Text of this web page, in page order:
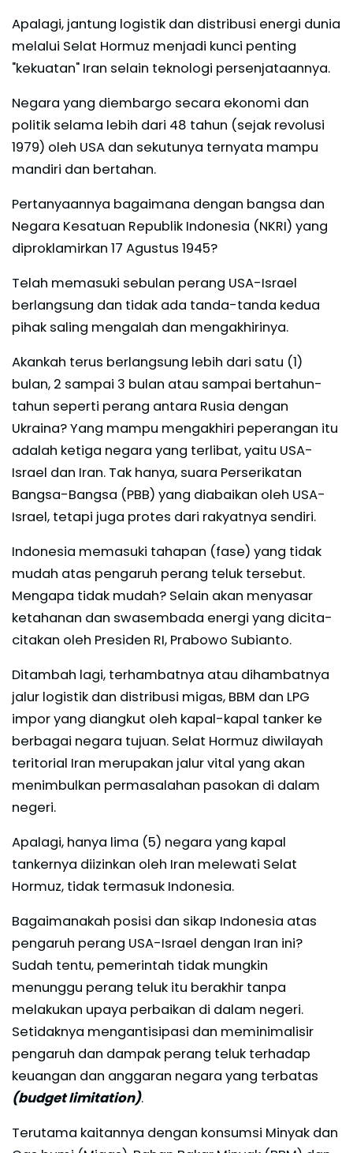
Apalagi, jantung logistik dan distribusi energi dunia
melalui Selat Hormuz menjadi kunci penting
"kekuatan" Iran selain teknologi persenjataannya.
Negara yang diembargo secara ekonomi dan
politik selama lebih dari 48 tahun (sejak revolusi
1979) oleh USA dan sekutunya ternyata mampu
mandiri dan bertahan.
Pertanyaannya bagaimana dengan bangsa dan
Negara Kesatuan Republik Indonesia (NKRI) yang
diproklamirkan 17 Agustus 1945?
Telah memasuki sebulan perang USA-Israel
berlangsung dan tidak ada tanda-tanda kedua
pihak saling mengalah dan mengakhirinya.
Akankah terus berlangsung lebih dari satu (1)
bulan, 2 sampai 3 bulan atau sampai bertahun-
tahun seperti perang antara Rusia dengan
Ukraina? Yang mampu mengakhiri peperangan itu
adalah ketiga negara yang terlibat, yaitu USA-
Israel dan Iran. Tak hanya, suara Perserikatan
Bangsa-Bangsa (PBB) yang diabaikan oleh USA-
Israel, tetapi juga protes dari rakyatnya sendiri.
Indonesia memasuki tahapan (fase) yang tidak
mudah atas pengaruh perang teluk tersebut.
Mengapa tidak mudah? Selain akan menyasar
ketahanan dan swasembada energi yang dicita-
citakan oleh Presiden RI, Prabowo Subianto.
Ditambah lagi, terhambatnya atau dihambatnya
jalur logistik dan distribusi migas, BBM dan LPG
impor yang diangkut oleh kapal-kapal tanker ke
berbagai negara tujuan. Selat Hormuz diwilayah
teritorial Iran merupakan jalur vital yang akan
menimbulkan permasalahan pasokan di dalam
negeri.
Apalagi, hanya lima (5) negara yang kapal
tankernya diizinkan oleh Iran melewati Selat
Hormuz, tidak termasuk Indonesia.
Bagaimanakah posisi dan sikap Indonesia atas
pengaruh perang USA-Israel dengan Iran ini?
Sudah tentu, pemerintah tidak mungkin
menunggu perang teluk itu berakhir tanpa
melakukan upaya perbaikan di dalam negeri.
Setidaknya mengantisipasi dan meminimalisir
pengaruh dan dampak perang teluk terhadap
keuangan dan anggaran negara yang terbatas
(budget limitation).
Terutama kaitannya dengan konsumsi Minyak dan